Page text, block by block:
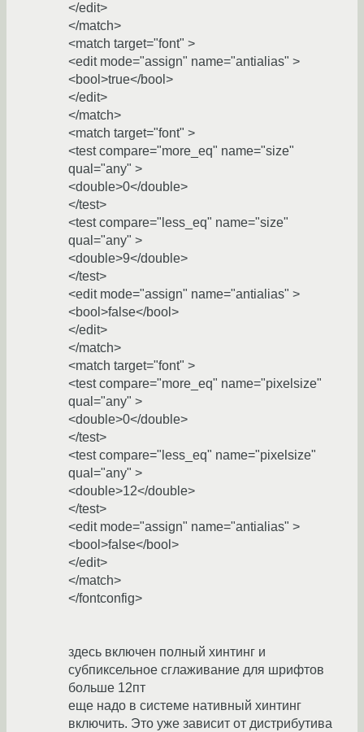
</edit>
</match>
<match target="font" >
<edit mode="assign" name="antialias" >
<bool>true</bool>
</edit>
</match>
<match target="font" >
<test compare="more_eq" name="size"
qual="any" >
<double>0</double>
</test>
<test compare="less_eq" name="size"
qual="any" >
<double>9</double>
</test>
<edit mode="assign" name="antialias" >
<bool>false</bool>
</edit>
</match>
<match target="font" >
<test compare="more_eq" name="pixelsize"
qual="any" >
<double>0</double>
</test>
<test compare="less_eq" name="pixelsize"
qual="any" >
<double>12</double>
</test>
<edit mode="assign" name="antialias" >
<bool>false</bool>
</edit>
</match>
</fontconfig>
здесь включен полный хинтинг и
субпиксельное сглаживание для шрифтов
больше 12пт
еще надо в системе нативный хинтинг
включить. Это уже зависит от дистрибутива